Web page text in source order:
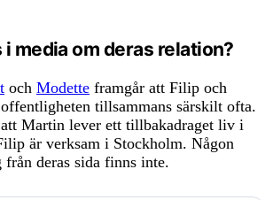
i media om deras relation?
och Modette framgår att Filip och
tillsammans särskilt ofta.
att Martin lever ett tillbakadraget liv i
är verksam i Stockholm. Någon
deras sida finns inte.